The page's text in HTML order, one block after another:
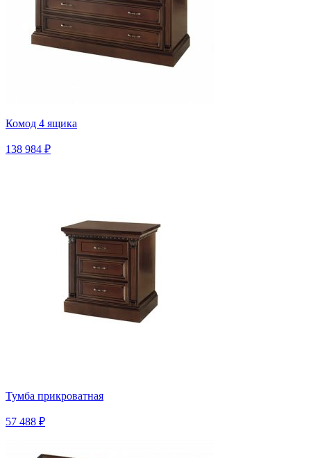
Комод 4 ящика
138 984 ₽
Тумба прикроватная
57 488 ₽